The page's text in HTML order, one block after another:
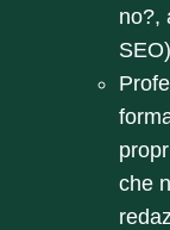
no?,
che